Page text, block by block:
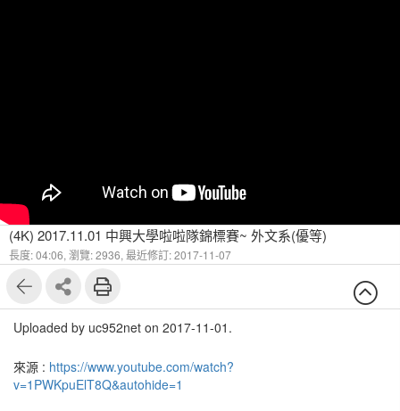
(4K) 2017.11.01 中興大學啦啦隊錦標賽~ 外文系(優等)
長度: 04:06, 瀏覽: 2936, 最近修訂: 2017-11-07
Uploaded by uc952net on 2017-11-01.
來源 : https://www.youtube.com/watch?
v=1PWKpuElT8Q&autohide=1